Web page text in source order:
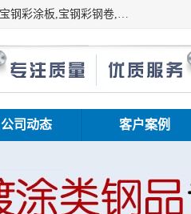
上海志辰实业有限公司主要经销:上海宝钢彩钢卷（宝钢总厂）台湾氟碳彩钢板,烨辉彩钢板,宝钢彩钢板,宝钢彩涂板,宝钢彩钢卷,马钢彩钢板,马钢彩钢卷,镀铝锌钢板,PVDF彩钢板,台湾烨辉彩钢板,高耐候彩钢板,硅改性彩钢板,规格齐全。
公司动态 客户案例